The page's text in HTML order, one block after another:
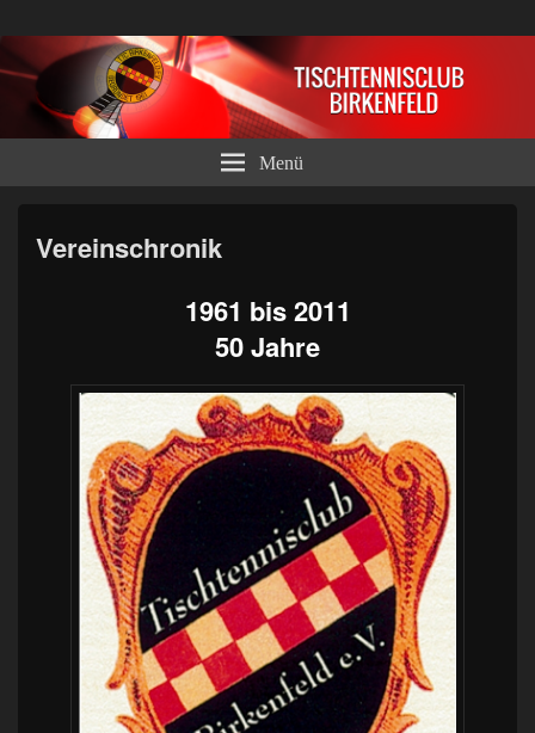
Tischtennisclub Birkenfeld e.V.
Menü
Vereinschronik
1961 bis 2011
50 Jahre